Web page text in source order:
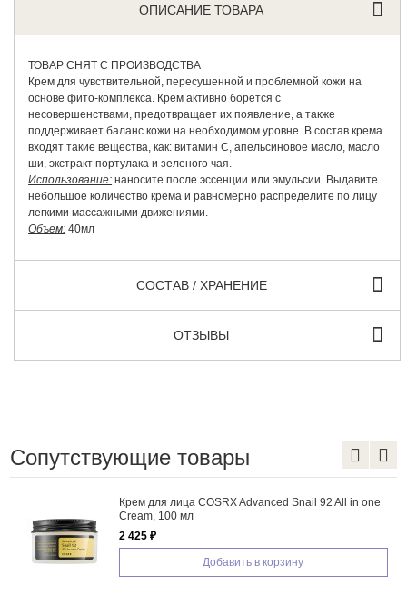
ОПИСАНИЕ ТОВАРА
ТОВАР СНЯТ С ПРОИЗВОДСТВА
Крем для чувствительной, пересушенной и проблемной кожи на
основе фито-комплекса. Крем активно борется с
несовершенствами, предотвращает их появление, а также
поддерживает баланс кожи на необходимом уровне. В состав крема
входят такие вещества, как: витамин С, апельсиновое масло, масло
ши, экстракт портулака и зеленого чая.
Использование: наносите после эссенции или эмульсии. Выдавите
небольшое количество крема и равномерно распределите по лицу
легкими массажными движениями.
Объем: 40мл
СОСТАВ / ХРАНЕНИЕ
ОТЗЫВЫ
Сопутствующие товары
Крем для лица COSRX Advanced Snail 92 All in one
Cream, 100 мл
2 425 ₽
Добавить в корзину